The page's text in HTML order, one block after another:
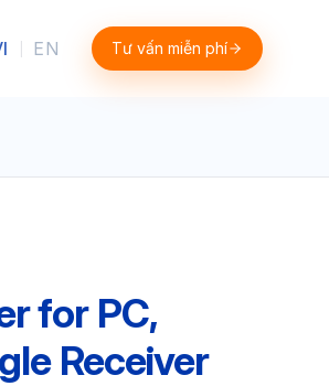
EN Tư vấn miễn phí
for PC,
Receiver